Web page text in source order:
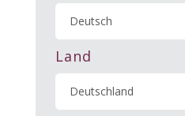
Deutsch
Land
Deutschland